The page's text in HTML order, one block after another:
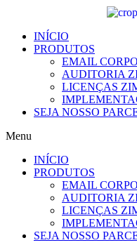
conteúdo
INÍCIO
PRODUTOS
EMAIL
AUDITORIA
LICENÇAS
SEJA NOSSO
Menu
INÍCIO
PRODUTOS
EMAIL
AUDITORIA
LICENÇAS
SEJA NOSSO